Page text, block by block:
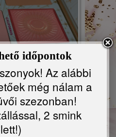
időpontok
Az alábbi
még nálam a
szezonban!
2 smink